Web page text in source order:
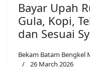
Bayar Upah
Gula, Kopi,
dan Sesuai
Bekam Batam Bengkel
26 March 2026